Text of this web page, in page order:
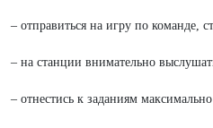
– отправиться на игру по команде,
– на станции внимательно
– отнестись к заданиям